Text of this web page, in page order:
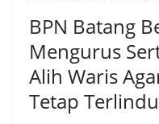
BPN Batang
Mengurus
Alih Waris
Tetap